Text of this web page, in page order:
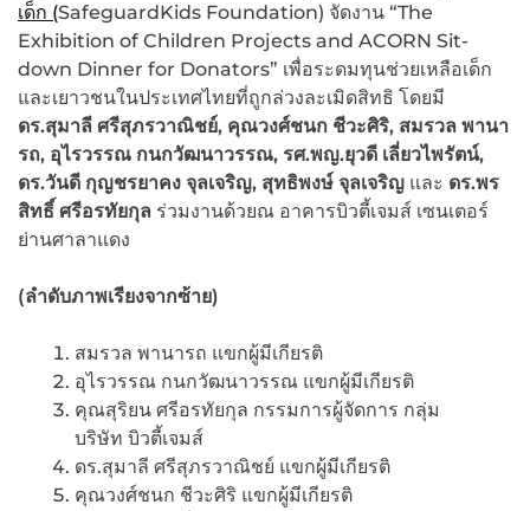
เด็ก (SafeguardKids Foundation) จัดงาน “The
Exhibition of Children Projects and ACORN Sit-
down Dinner for Donators” เพื่อระดมทุนช่วยเหลือเด็ก
และเยาวชนในประเทศไทยที่ถูกล่วงละเมิดสิทธิ โดยมี
ดร.สุมาลี ศรีสุภรวาณิชย์, คุณวงศ์ชนก ชีวะศิริ, สมรวล พานา
รถ, อุไรวรรณ กนกวัฒนาวรรณ, รศ.พญ.ยุวดี เลี่ยวไพรัตน์,
ดร.วันดี กุญชรยาคง จุลเจริญ, สุทธิพงษ์ จุลเจริญ และ ดร.พร
สิทธิ์ ศรีอรทัยกุล ร่วมงานด้วยณ อาคารบิวตี้เจมส์ เซนเตอร์
ย่านศาลาแดง
(ลำดับภาพเรียงจากซ้าย)
สมรวล พานารถ แขกผู้มีเกียรติ
อุไรวรรณ กนกวัฒนาวรรณ แขกผู้มีเกียรติ
คุณสุริยน ศรีอรทัยกุล กรรมการผู้จัดการ กลุ่ม
บริษัท บิวตี้เจมส์
ดร.สุมาลี ศรีสุภรวาณิชย์ แขกผู้มีเกียรติ
คุณวงศ์ชนก ชีวะศิริ แขกผู้มีเกียรติ